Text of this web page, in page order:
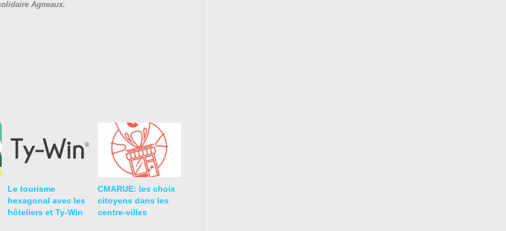
Agneaux.
Le tourisme
hexagonal avec les
hôteliers et Ty-Win
CMARUE: les choix
citoyens dans les
centre-villes